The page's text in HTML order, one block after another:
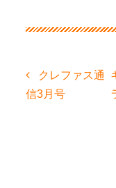
投
ナ
クレファス通
信3月号